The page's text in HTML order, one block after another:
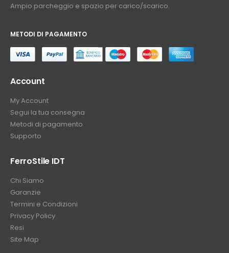
Ampio parcheggio e spazio per carico/scarico.
METODI DI PAGAMENTO
Account
My Account
Segui la tua consegna
Metodi di pagamento
Supporto
FerroStile IDT
Chi Siamo
Garanzie
Termini e Condizioni
Privacy Policy
Resi
Site Map